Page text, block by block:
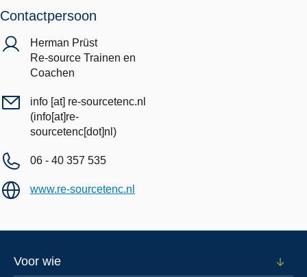
Contactpersoon
Herman Prüst
Re-source Trainen en
Coachen
info [at] re-sourcetenc.nl
(info[at]re-
sourcetenc[dot]nl)
06 - 40 357 535
www.re-sourcetenc.nl
Footer
Voor wie
Open